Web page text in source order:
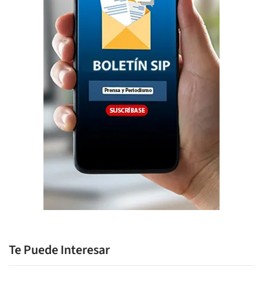
Te Puede Interesar